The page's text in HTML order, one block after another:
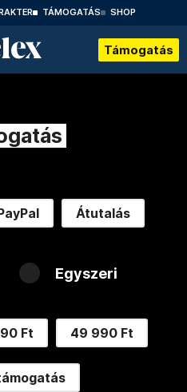
TÁMOGATÁS SHOP
Támogatás
Átutalás
Egyszeri
Ft 49 990 Ft